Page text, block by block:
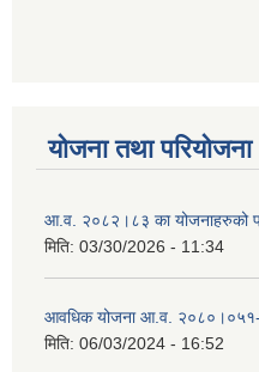
योजना तथा परियोजना
आ.व. २०८२।८३ का योजनाहरुको
मिति: 03/30/2026 - 11:34
आवधिक योजना आ.व.
मिति: 06/03/2024 - 16:52